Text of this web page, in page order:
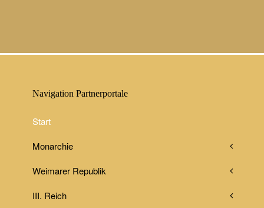
Navigation Partnerportale
Start
Monarchie
Weimarer Republik
III. Reich